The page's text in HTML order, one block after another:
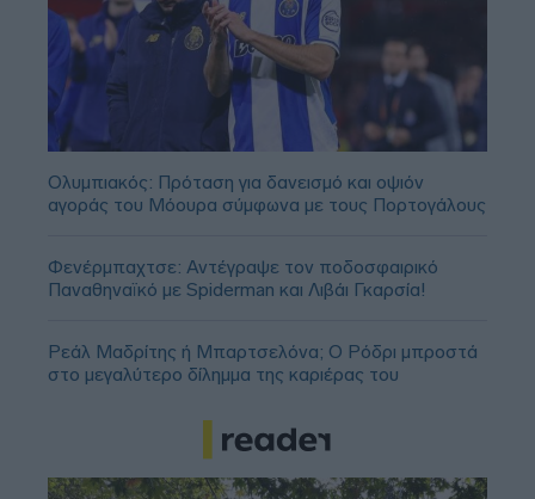
Ολυμπιακός: Πρόταση για δανεισμό και οψιόν
αγοράς του Μόουρα σύμφωνα με τους Πορτογάλους
Φενέρμπαχτσε: Αντέγραψε τον ποδοσφαιρικό
Παναθηναϊκό με Spiderman και Λιβάι Γκαρσία!
Ρεάλ Μαδρίτης ή Μπαρτσελόνα; Ο Ρόδρι μπροστά
στο μεγαλύτερο δίλημμα της καριέρας του